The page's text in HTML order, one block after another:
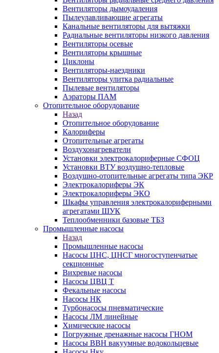
Вентиляторы дымоудаления
Пылеулавливающие агрегаты
Канальные вентиляторы для вытяжки
Радиальные вентиляторы низкого давления
Вентиляторы осевые
Вентиляторы крышные
Циклоны
Вентиляторы-наездники
Вентиляторы улитка радиальные
Пылевые вентиляторы
Аэраторы ПАМ
Отопительное оборудование
Назад
Отопительное оборудование
Калориферы
Отопительные агрегаты
Воздухонагреватели
Установки электрокалориферные СФОЦ
Установки ВТУ воздушно-тепловые
Воздушно-отопительные агрегаты типа ЭКР
Электрокалориферы ЭК
Электрокалориферы ЭКО
Шкафы управления электрокалориферными
агрегатами ШУК
Теплообменники базовые ТБЗ
Промышленные насосы
Назад
Промышленные насосы
Насосы ЦНС, ЦНСГ многоступенчатые
секционные
Вихревые насосы
Насосы ЦВЦ Т
Фекальные насосы
Насосы НК
Турбонасосы пневматические
Насосы ЛМ линейные
Химические насосы
Погружные дренажные насосы ГНОМ
Насосы ВВН вакуумные водокольцевые